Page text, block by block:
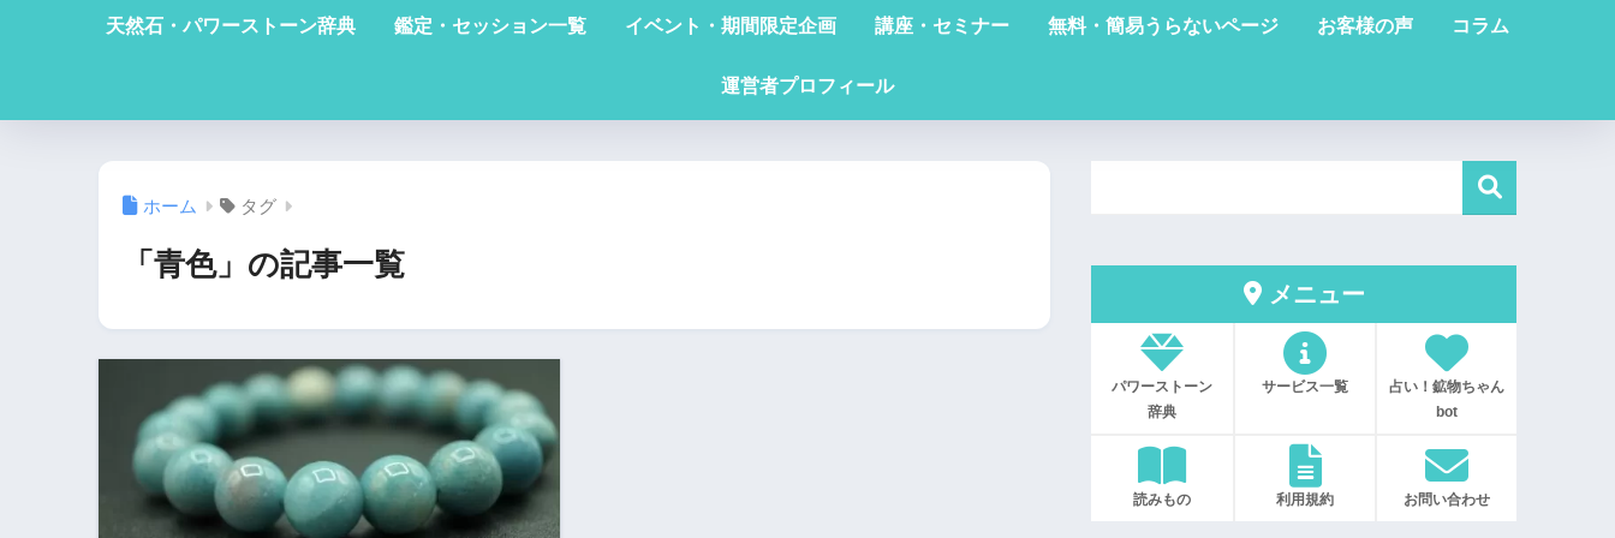
天然石・パワーストーン辞典 鑑定・セッション一覧 イベント・期間限定企画 講座・セミナー 無料・簡易うらないページ お客様の声 コラム
運営者プロフィール
ホーム タグ
「青色」の記事一覧
メニュー
パワーストーン
辞典
サービス一覧
占い！鉱物ちゃん
bot
読みもの 利用規約 お問い合わせ